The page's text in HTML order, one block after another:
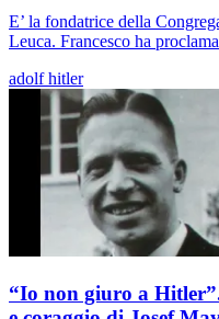
E’ la fondatrice della
Leuca. Francesco ha
adolf hitler
“Io non giuro a